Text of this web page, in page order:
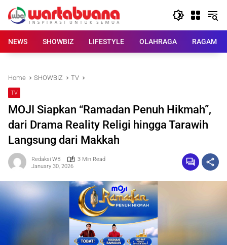
content
NEWS
SHOWBIZ LIFESTYLE OLAHRAGA RAGAM
Home SHOWBIZ TV
TV
MOJI Siapkan “Ramadan Penuh Hikmah”,
dari Drama Reality Religi hingga Tarawih
Langsung dari Makkah
Redaksi WB
3 Min Read
January 30, 2026